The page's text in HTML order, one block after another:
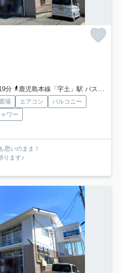
分
鹿児島本線「宇土」駅 バス4分 産交バス「宇土本町五丁目」 停歩5分
場 エアコン
バルコニー
ワー
思いのまま！
ります♪